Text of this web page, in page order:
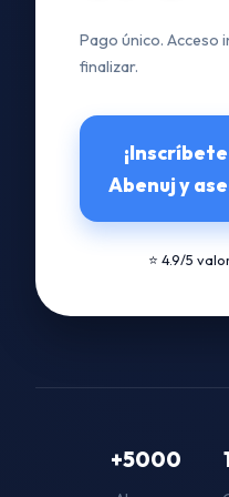
Pago único. Acceso
finalizar.
Abenuj y
⭐ 4.9/5
+5000